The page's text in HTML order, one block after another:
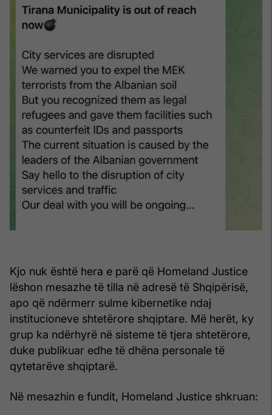
Kjo nuk është hera e parë që Homeland Justice
lëshon mesazhe të tilla në adresë të Shqipërisë,
apo që ndërmerr sulme kibernetike ndaj
institucioneve shtetërore shqiptare. Më herët, ky
grup ka ndërhyrë në sisteme të tjera shtetërore,
duke publikuar edhe të dhëna personale të
qytetarëve shqiptarë.
Në mesazhin e fundit, Homeland Justice shkruan: